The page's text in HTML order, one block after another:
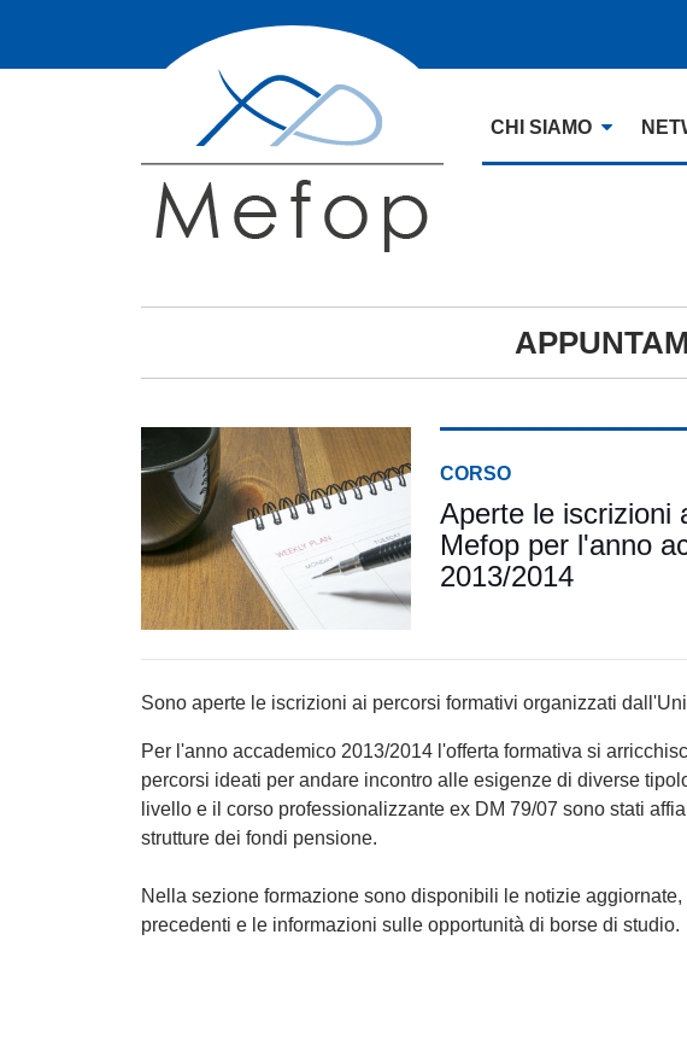
CHI SIAMO
CORSO
Aperte le iscrizioni
Mefop per l'anno
2013/2014
Sono aperte le iscrizioni ai percorsi formativi organizzati
Per l'anno accademico 2013/2014 l'offerta formativa si
percorsi ideati per andare incontro alle esigenze di diverse
livello e il corso professionalizzante ex DM 79/07 sono stati
strutture dei fondi pensione.
Nella sezione formazione sono disponibili le notizie
precedenti e le informazioni sulle opportunità di borse di studio.